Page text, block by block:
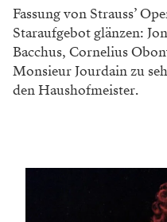
Fassung von Strauss’
Staraufgebot glänzen:
Bacchus, Cornelius
Monsieur Jourdain zu
den Haushofmeister.